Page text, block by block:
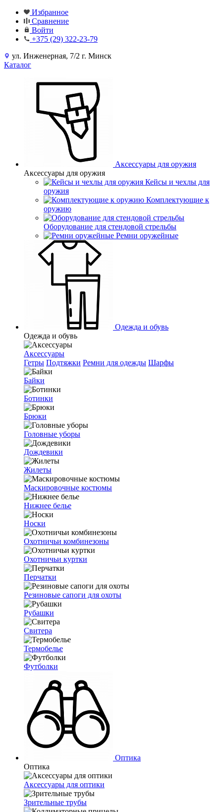
Избранное
Сравнение
Войти
+375 (29) 322-23-79
ул. Инженерная, 7/2 г. Минск
Каталог
Аксессуары для оружия
Аксессуары для оружия
Кейсы и чехлы для
оружия
Комплектующие к
оружию
Оборудование для стендовой стрельбы
Ремни оружейные
Одежда и обувь
Одежда и обувь
Аксессуары
Гетры Подтяжки Ремни для одежды Шарфы
Байки
Ботинки
Брюки
Головные уборы
Дождевики
Жилеты
Маскировочные костюмы
Нижнее белье
Носки
Охотничьи комбинезоны
Охотничьи куртки
Перчатки
Резиновые сапоги для охоты
Рубашки
Свитера
Термобелье
Футболки
Оптика
Оптика
Аксессуары для оптики
Зрительные трубы